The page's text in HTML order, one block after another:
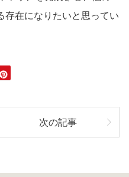
存在になりたいと思ってい
次の記事